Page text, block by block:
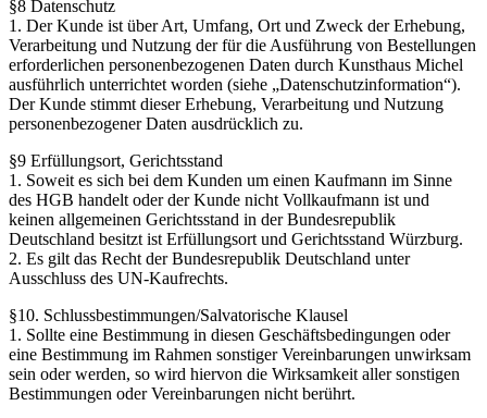
§8 Datenschutz
1. Der Kunde ist über Art, Umfang, Ort und Zweck der Erhebung,
Verarbeitung und Nutzung der für die Ausführung von Bestellungen
erforderlichen personenbezogenen Daten durch Kunsthaus Michel
ausführlich unterrichtet worden (siehe „Datenschutzinformation“).
Der Kunde stimmt dieser Erhebung, Verarbeitung und Nutzung
personenbezogener Daten ausdrücklich zu.
§9 Erfüllungsort, Gerichtsstand
1. Soweit es sich bei dem Kunden um einen Kaufmann im Sinne
des HGB handelt oder der Kunde nicht Vollkaufmann ist und
keinen allgemeinen Gerichtsstand in der Bundesrepublik
Deutschland besitzt ist Erfüllungsort und Gerichtsstand Würzburg.
2. Es gilt das Recht der Bundesrepublik Deutschland unter
Ausschluss des UN-Kaufrechts.
§10. Schlussbestimmungen/Salvatorische Klausel
1. Sollte eine Bestimmung in diesen Geschäftsbedingungen oder
eine Bestimmung im Rahmen sonstiger Vereinbarungen unwirksam
sein oder werden, so wird hiervon die Wirksamkeit aller sonstigen
Bestimmungen oder Vereinbarungen nicht berührt.